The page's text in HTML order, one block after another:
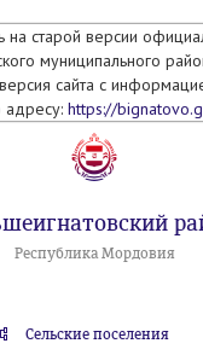
на старой версии
муниципального
сайта с
адресу: https://
Республика Мордовия
Сельские поселения